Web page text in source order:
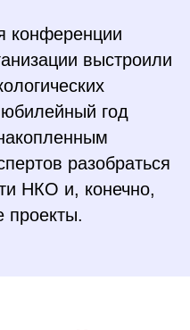
конференции
выстроили
год
разобраться
НКО и, конечно,
проекты.